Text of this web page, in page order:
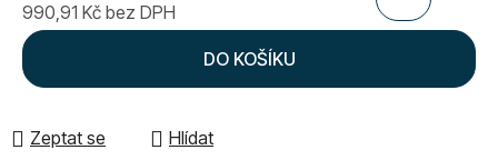
990,91 Kč bez DPH
Měrná cena:
DO KOŠÍKU
Zeptat se Hlídat